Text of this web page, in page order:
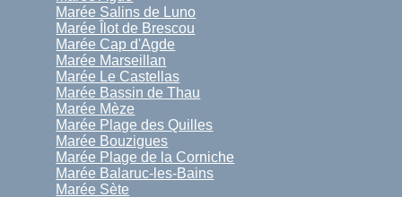
Marée Salins de Luno
Marée Îlot de Brescou
Marée Cap d'Agde
Marée Marseillan
Marée Le Castellas
Marée Bassin de Thau
Marée Mèze
Marée Plage des Quilles
Marée Bouzigues
Marée Plage de la Corniche
Marée Balaruc-les-Bains
Marée Sète